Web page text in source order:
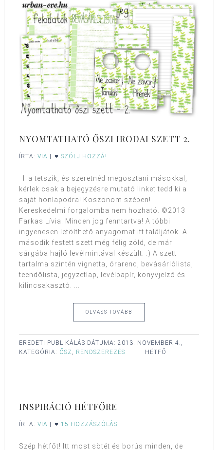
NYOMTATHATÓ ŐSZI IRODAI SZETT 2.
ÍRTA: VIA SZÓLJ HOZZÁ!
Ha tetszik, és szeretnéd megosztani másokkal,
kérlek csak a bejegyzésre mutató linket tedd ki a
saját honlapodra! Köszönöm szépen!
Kereskedelmi forgalomba nem hozható. ©2013
Farkas Lívia. Minden jog fenntartva! A többi
ingyenesen letölthető anyagomat itt találjátok. A
második festett szett még félig zöld, de már
sárgába hajló levélmintával készült. :) A szett
tartalma szintén vignetta, órarend, bevásárlólista,
teendőlista, jegyzetlap, levélpapír, könyvjelző és
kilincsakasztó. ...
OLVASS TOVÁBB
EREDETI PUBLIKÁLÁS DÁTUMA: 2013. NOVEMBER 4.,
HÉTFŐ
KATEGÓRIA: ŐSZ, RENDSZEREZÉS
INSPIRÁCIÓ HÉTFŐRE
ÍRTA: VIA | 15 HOZZÁSZÓLÁS
Szép hétfőt! Itt most sötét és borús minden, de